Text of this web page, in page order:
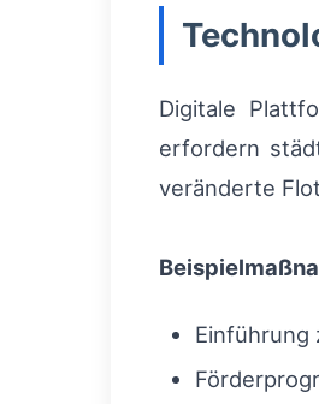
Digitale
erfordern
veränderte
Einführung